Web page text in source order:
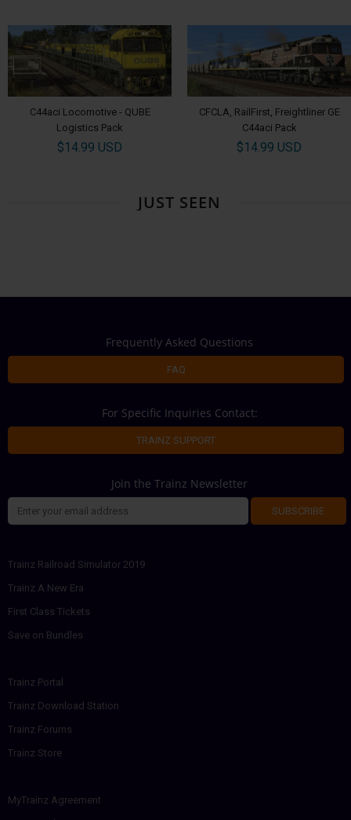
C44aci Locomotive - QUBE
Logistics Pack
$14.99 USD
CFCLA, RailFirst, Freightliner GE
C44aci Pack
$14.99 USD
JUST SEEN
Frequently Asked Questions
FAQ
For Specific Inquiries Contact:
TRAINZ SUPPORT
Join the Trainz Newsletter
SUBSCRIBE
Trainz Railroad Simulator 2019
Trainz A New Era
First Class Tickets
Save on Bundles
Trainz Portal
Trainz Download Station
Trainz Forums
Trainz Store
MyTrainz Agreement